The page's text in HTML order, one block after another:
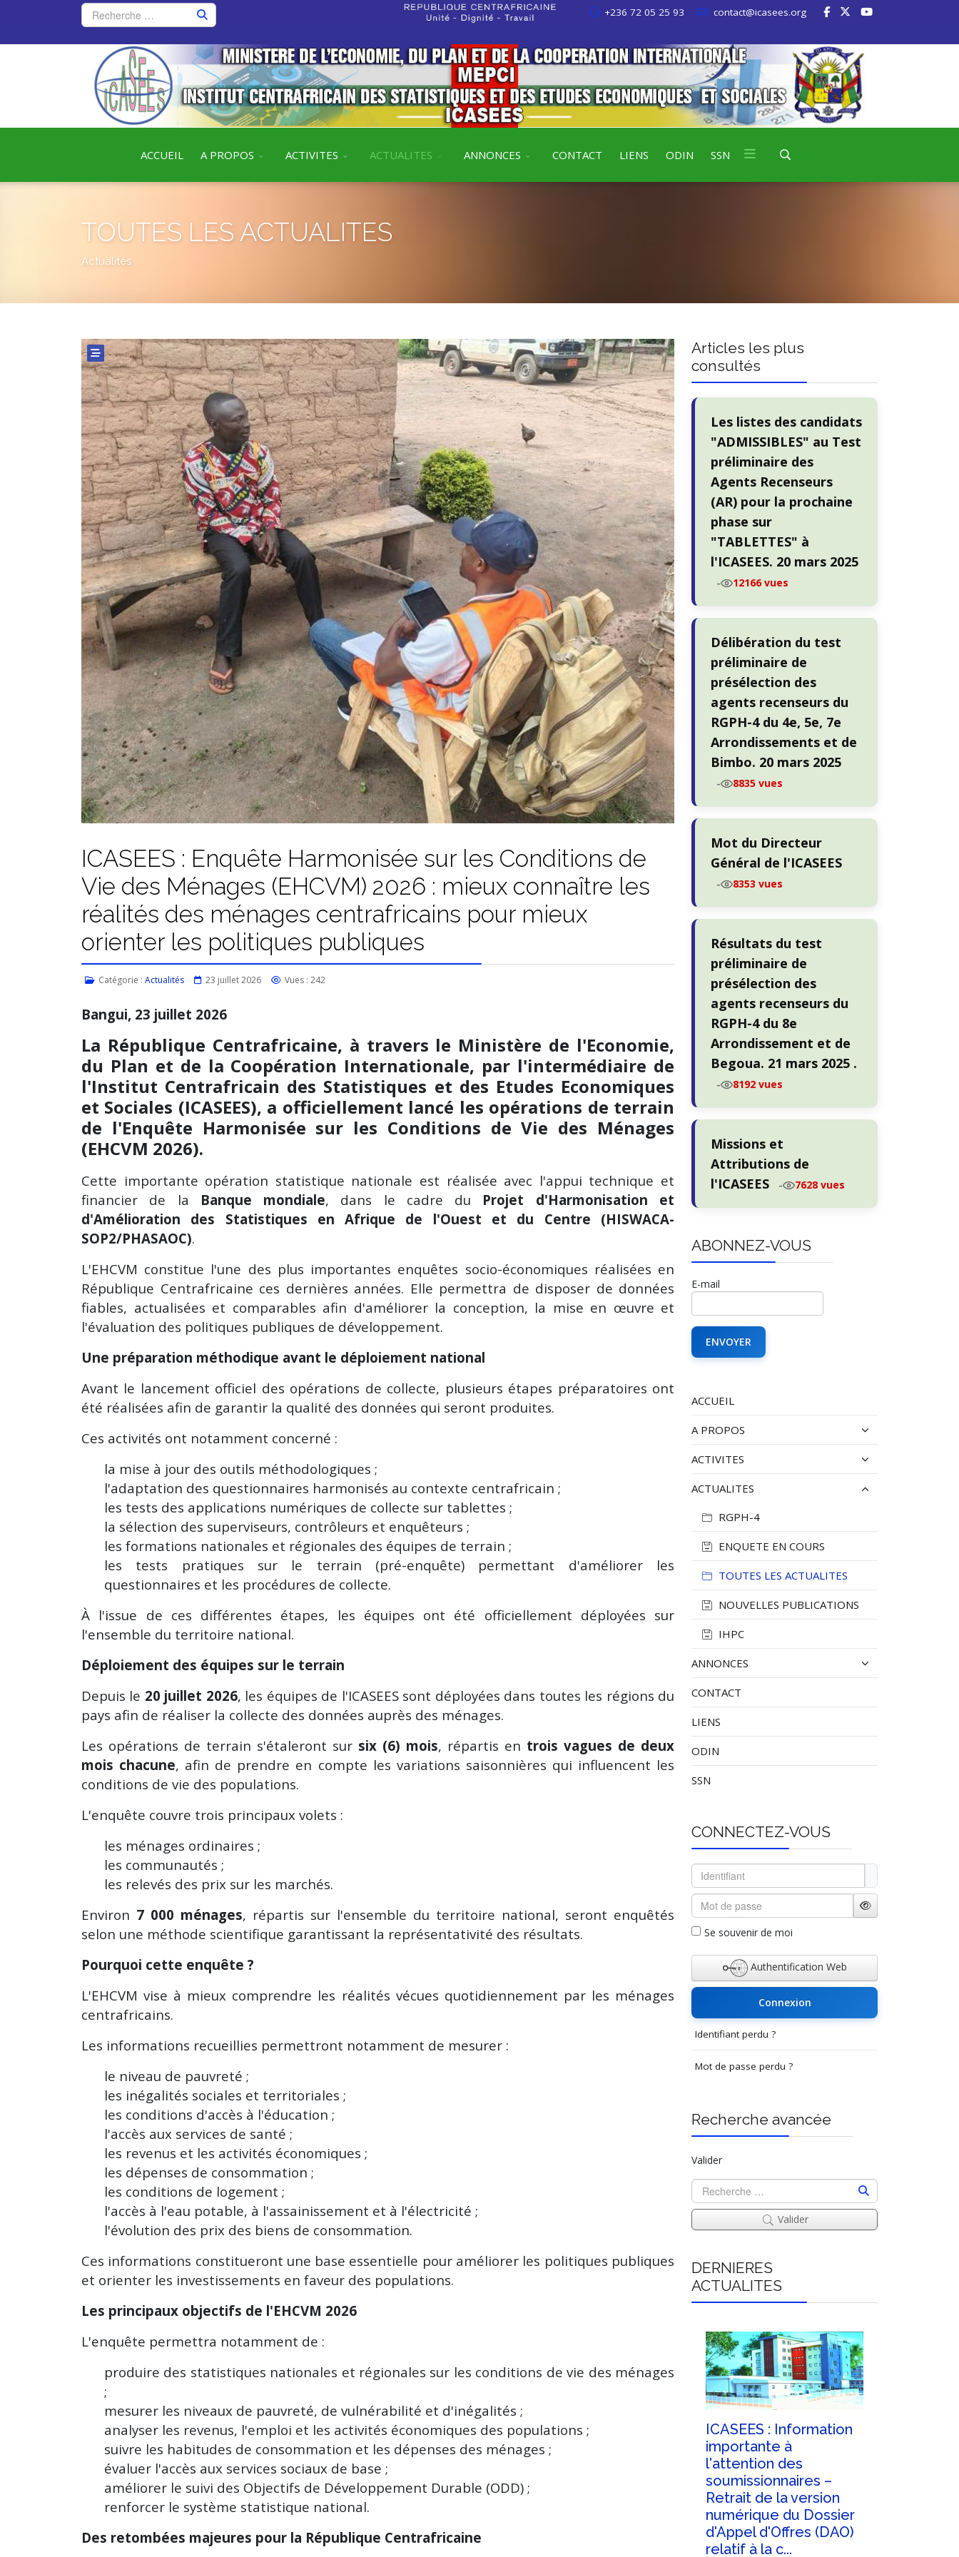
+236 72 05 25 93 contact@icasees.org
ACCUEIL A PROPOS ACTIVITES ACTUALITES ANNONCES CONTACT LIENS ODIN SSN
TOUTES LES ACTUALITES
Actualités
ICASEES : Enquête Harmonisée sur les Conditions de
Vie des Ménages (EHCVM) 2026 : mieux connaître les
réalités des ménages centrafricains pour mieux
orienter les politiques publiques
Catégorie : Actualités 23 juillet 2026 Vues : 242
Bangui, 23 juillet 2026
La République Centrafricaine, à travers le Ministère de l'Economie,
du Plan et de la Coopération Internationale, par l'intermédiaire de
l'Institut Centrafricain des Statistiques et des Etudes Economiques
et Sociales (ICASEES), a officiellement lancé les opérations de terrain
de l'Enquête Harmonisée sur les Conditions de Vie des Ménages
(EHCVM 2026).
Cette importante opération statistique nationale est réalisée avec l'appui technique et
financier de la Banque mondiale, dans le cadre du Projet d'Harmonisation et
d'Amélioration des Statistiques en Afrique de l'Ouest et du Centre (HISWACA-
SOP2/PHASAOC).
L'EHCVM constitue l'une des plus importantes enquêtes socio-économiques réalisées en
République Centrafricaine ces dernières années. Elle permettra de disposer de données
fiables, actualisées et comparables afin d'améliorer la conception, la mise en œuvre et
l'évaluation des politiques publiques de développement.
Une préparation méthodique avant le déploiement national
Avant le lancement officiel des opérations de collecte, plusieurs étapes préparatoires ont
été réalisées afin de garantir la qualité des données qui seront produites.
Ces activités ont notamment concerné :
la mise à jour des outils méthodologiques ;
l'adaptation des questionnaires harmonisés au contexte centrafricain ;
les tests des applications numériques de collecte sur tablettes ;
la sélection des superviseurs, contrôleurs et enquêteurs ;
les formations nationales et régionales des équipes de terrain ;
les tests pratiques sur le terrain (pré-enquête) permettant d'améliorer les
questionnaires et les procédures de collecte.
À l'issue de ces différentes étapes, les équipes ont été officiellement déployées sur
l'ensemble du territoire national.
Déploiement des équipes sur le terrain
Depuis le 20 juillet 2026, les équipes de l'ICASEES sont déployées dans toutes les régions du
pays afin de réaliser la collecte des données auprès des ménages.
Les opérations de terrain s'étaleront sur six (6) mois, répartis en trois vagues de deux
mois chacune, afin de prendre en compte les variations saisonnières qui influencent les
conditions de vie des populations.
L'enquête couvre trois principaux volets :
les ménages ordinaires ;
les communautés ;
les relevés des prix sur les marchés.
Environ 7 000 ménages, répartis sur l'ensemble du territoire national, seront enquêtés
selon une méthode scientifique garantissant la représentativité des résultats.
Pourquoi cette enquête ?
L'EHCVM vise à mieux comprendre les réalités vécues quotidiennement par les ménages
centrafricains.
Les informations recueillies permettront notamment de mesurer :
le niveau de pauvreté ;
les inégalités sociales et territoriales ;
les conditions d'accès à l'éducation ;
l'accès aux services de santé ;
les revenus et les activités économiques ;
les dépenses de consommation ;
les conditions de logement ;
l'accès à l'eau potable, à l'assainissement et à l'électricité ;
l'évolution des prix des biens de consommation.
Ces informations constitueront une base essentielle pour améliorer les politiques publiques
et orienter les investissements en faveur des populations.
Les principaux objectifs de l'EHCVM 2026
L'enquête permettra notamment de :
produire des statistiques nationales et régionales sur les conditions de vie des ménages
;
mesurer les niveaux de pauvreté, de vulnérabilité et d'inégalités ;
analyser les revenus, l'emploi et les activités économiques des populations ;
suivre les habitudes de consommation et les dépenses des ménages ;
évaluer l'accès aux services sociaux de base ;
améliorer le suivi des Objectifs de Développement Durable (ODD) ;
renforcer le système statistique national.
Des retombées majeures pour la République Centrafricaine
Articles les plus
consultés
Les listes des candidats
"ADMISSIBLES" au Test
préliminaire des
Agents Recenseurs
(AR) pour la prochaine
phase sur
"TABLETTES" à
l'ICASEES. 20 mars 2025
- 12166 vues
Délibération du test
préliminaire de
présélection des
agents recenseurs du
RGPH-4 du 4e, 5e, 7e
Arrondissements et de
Bimbo. 20 mars 2025
- 8835 vues
Mot du Directeur
Général de l'ICASEES
- 8353 vues
Résultats du test
préliminaire de
présélection des
agents recenseurs du
RGPH-4 du 8e
Arrondissement et de
Begoua. 21 mars 2025 .
- 8192 vues
Missions et
Attributions de
l'ICASEES
- 7628 vues
ABONNEZ-VOUS
E-mail
ACCUEIL
A PROPOS
ACTIVITES
ACTUALITES
RGPH-4
ENQUETE EN COURS
TOUTES LES ACTUALITES
NOUVELLES PUBLICATIONS
IHPC
ANNONCES
CONTACT
LIENS
ODIN
SSN
CONNECTEZ-VOUS
Identifiant
Mot de passe
Afficher le mot de
Se souvenir de moi
Authentification Web
Connexion
Identifiant perdu ?
Mot de passe perdu ?
Recherche avancée
Valider
Valider
DERNIERES
ACTUALITES
ICASEES : Les
Comptes Nationaux
2019-2021
officiellement publiés
30 juillet 2026 Vues : 82
Lire la suite
ICASEES : Transmission
du tableau récapitulatif
des questions des
soumissionnaires et
des informations sur le
Dossier d'Appel
d'Offres (DAO) du futur
ICASEES : Publication
de l'Addendum n°03 au
d'Offres relatif à la
construction du futur
ICASEES : Information
importante à
l'attention des
soumissionnaires –
Retrait de la version
numérique du Dossier
d'Appel d'Offres (DAO)
relatif à la c...